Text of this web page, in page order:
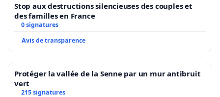
Stop aux destructions silencieuses des couples et
des familles en France
0 signatures
Avis de transparence
Protéger la vallée de la Senne par un mur antibruit
vert
215 signatures